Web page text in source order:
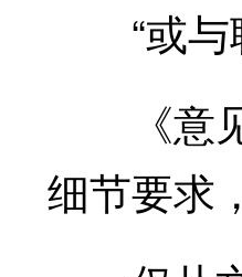
“或与
《意见
细节要求